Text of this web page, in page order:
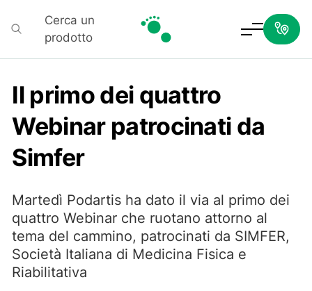
Cerca un
prodotto
Il primo dei quattro
Webinar patrocinati da
Simfer
Martedì Podartis ha dato il via al primo dei
quattro Webinar che ruotano attorno al
tema del cammino, patrocinati da SIMFER,
Società Italiana di Medicina Fisica e
Riabilitativa